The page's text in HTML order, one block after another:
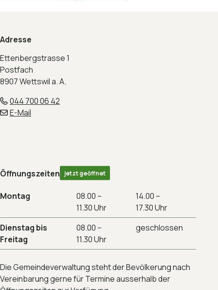
Adresse
Ettenbergstrasse 1
Postfach
8907 Wettswil a. A.
044 700 06 42
E-Mail
Öffnungszeiten jetzt geöffnet
Montag
08.00 –
11.30 Uhr
14.00 –
17.30 Uhr
Dienstag bis
Freitag
08.00 –
11.30 Uhr
geschlossen
Die Gemeindeverwaltung steht der Bevölkerung nach
Vereinbarung gerne für Termine ausserhalb der